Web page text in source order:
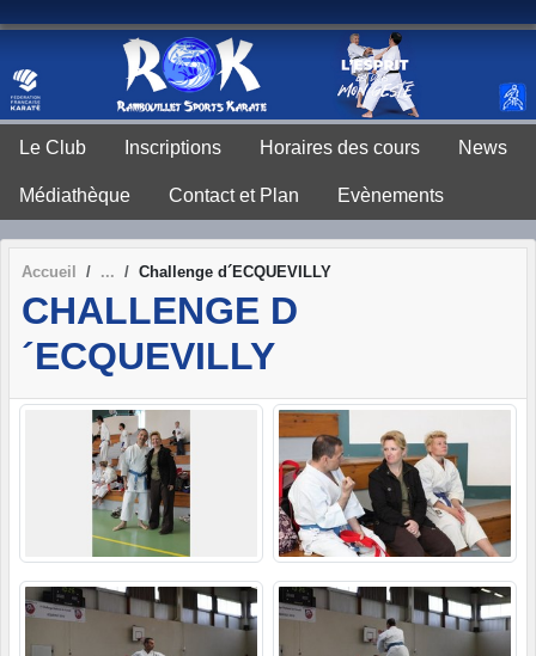
Le Club Inscriptions Horaires des cours News
Médiathèque Contact et Plan Evènements
Accueil Challenge d´ECQUEVILLY
CHALLENGE D
´ECQUEVILLY